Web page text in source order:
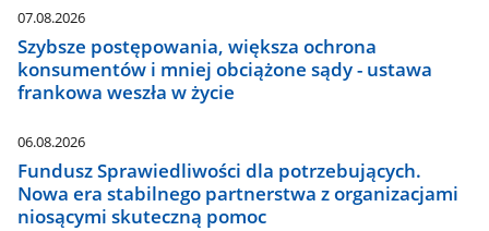
07.08.2026
Szybsze postępowania, większa ochrona
konsumentów i mniej obciążone sądy - ustawa
frankowa weszła w życie
06.08.2026
Fundusz Sprawiedliwości dla potrzebujących.
Nowa era stabilnego partnerstwa z organizacjami
niosącymi skuteczną pomoc